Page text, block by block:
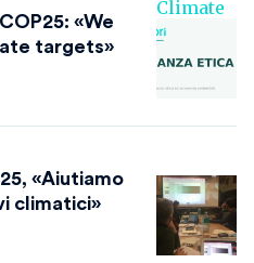
«We
targets»
«Aiutiamo
climatici»